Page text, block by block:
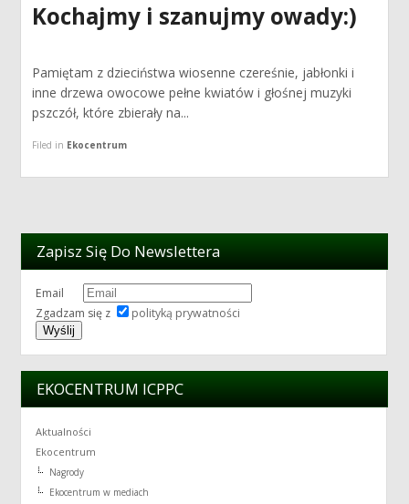
Kochajmy i szanujmy owady:)
Pamiętam z dzieciństwa wiosenne czereśnie, jabłonki i
inne drzewa owocowe pełne kwiatów i głośnej muzyki
pszczół, które zbierały na...
Filed in Ekocentrum
Zapisz Się Do Newslettera
Email
Zgadzam się z
polityką prywatności
EKOCENTRUM ICPPC
Aktualności
Ekocentrum
Nagrody
Ekocentrum w mediach